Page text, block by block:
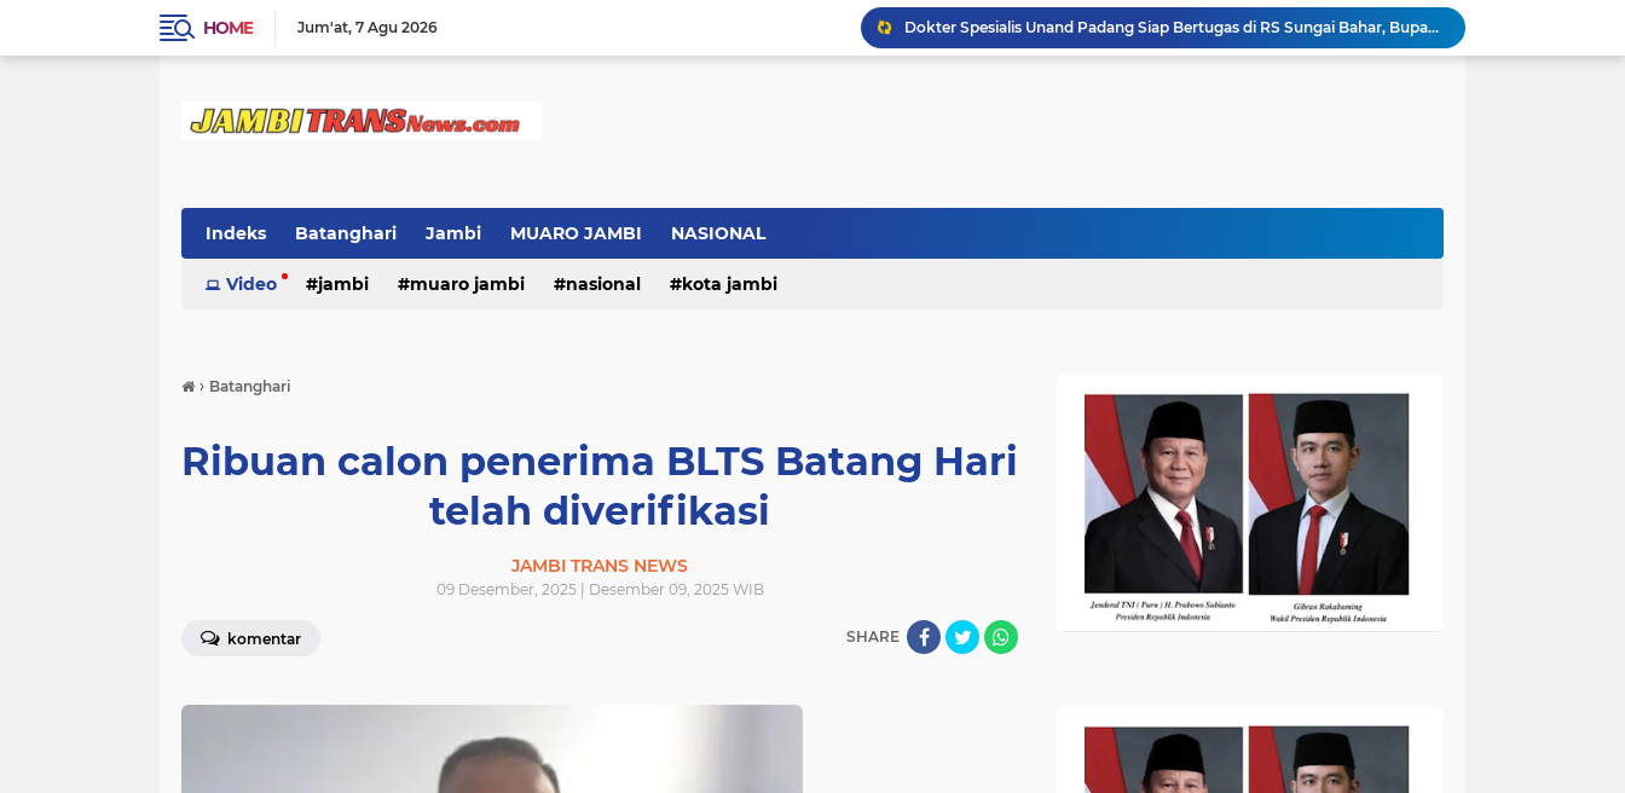
HOME Jum'at 7 Agu 2026
Dokter Spesialis Unand Padang Siap Bertugas di RS Sungai Bahar, Bupati BBS Apresiasi`
DPRD Muaro Jambi Dorong Pemkab Kaji Ulang Rencana Pinjaman Rp200 Miliar`
Bupati BBS Perkenalkan Program BERBAKTI di HUT Desa Mingkung Jaya
Indeks Batanghari Jambi MUARO JAMBI NASIONAL
Video jambi muaro jambi nasional kota jambi
› Batanghari
Ribuan calon penerima BLTS Batang Hari
telah diverifikasi
JAMBI TRANS NEWS
09 Desember, 2025 | Desember 09, 2025 WIB
komentar SHARE